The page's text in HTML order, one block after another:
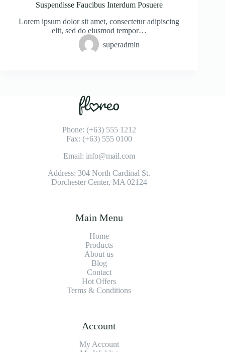
Suspendisse Faucibus Interdum Posuere
Lorem ipsum dolor sit amet, consectetur adipiscing
elit, sed do eiusmod tempor…
superadmin
Phone: (+63) 555 1212
Fax: (+63) 555 0100
Email: info@mail.com
Address: 304 North Cardinal St.
Dorchester Center, MA 02124
Main Menu
Home
Products
About us
Blog
Contact
Hot Offers
Terms & Conditions
Account
My Account